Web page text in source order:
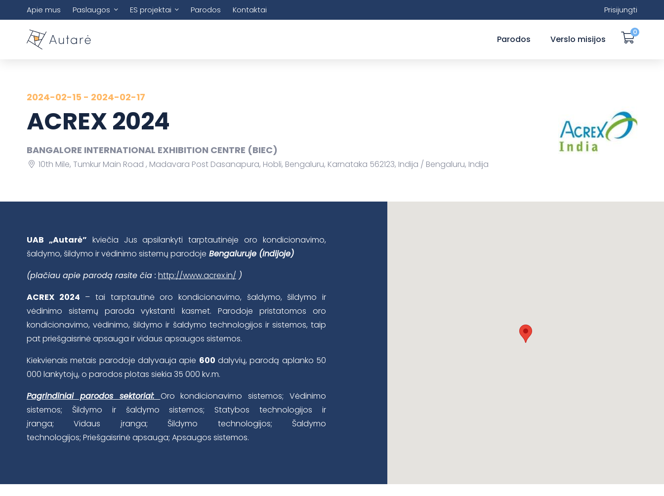
Apie mus Paslaugos ES projektai Parodos Kontaktai Prisijungti
Parodos Verslo misijos
0
2024-02-15 - 2024-02-17
ACREX 2024
BANGALORE INTERNATIONAL EXHIBITION CENTRE (BIEC)
10th Mile, Tumkur Main Road , Madavara Post Dasanapura, Hobli, Bengaluru, Karnataka 562123, Indija Bengaluru, Indija
UAB „Autarė” kviečia Jus apsilankyti tarptautinėje oro kondicionavimo,
šaldymo, šildymo ir vėdinimo sistemų parodoje Bengaluruje (Indijoje)
(plačiau apie parodą rasite čia : http://www.acrex.in/ )
ACREX 2024 – tai tarptautinė oro kondicionavimo, šaldymo, šildymo ir
vėdinimo sistemų paroda vykstanti kasmet. Parodoje pristatomos oro
kondicionavimo, vėdinimo, šildymo ir šaldymo technologijos ir sistemos, taip
pat priešgaisrinė apsauga ir vidaus apsaugos sistemos.
Kiekvienais metais parodoje dalyvauja apie 600 dalyvių, parodą aplanko 50
000 lankytojų, o parodos plotas siekia 35 000 kv.m.
Pagrindiniai parodos sektoriai: Oro kondicionavimo sistemos; Vėdinimo
sistemos; Šildymo ir šaldymo sistemos; Statybos technologijos ir
įranga; Vidaus įranga; Šildymo technologijos; Šaldymo
technologijos; Priešgaisrinė apsauga; Apsaugos sistemos.